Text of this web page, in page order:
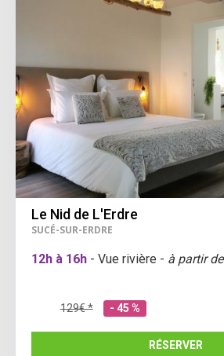
Le Nid de L'Erdre
SUCÉ-SUR-ERDRE
12h à 16h - Vue rivière - à partir de
129€ * - 45 %
RÉSERVER